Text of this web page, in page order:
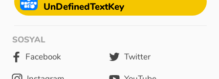
SOSYAL
Facebook
Twitter
UnDefinedTextKey